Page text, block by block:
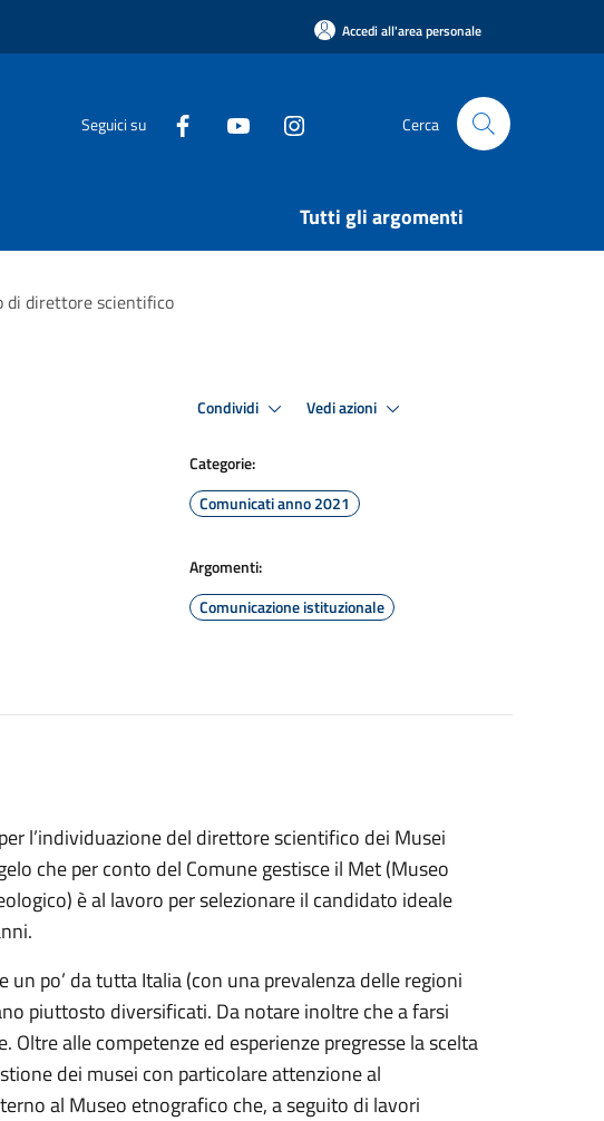
Accedi all'area personale
Seguici su Cerca
Tutti gli argomenti
di direttore scientifico
Condividi Vedi azioni
Categorie:
Comunicati anno 2021
Argomenti:
Comunicazione istituzionale
l’individuazione del direttore scientifico dei Musei
che per conto del Comune gestisce il Met (Museo
è al lavoro per selezionare il candidato ideale
po’ da tutta Italia (con una prevalenza delle regioni
piuttosto diversificati. Da notare inoltre che a farsi
alle competenze ed esperienze pregresse la scelta
dei musei con particolare attenzione al
al Museo etnografico che, a seguito di lavori